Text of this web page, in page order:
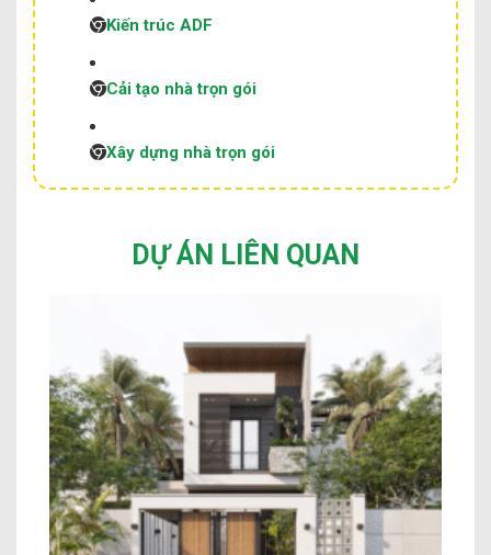
Kiến trúc ADF
Cải tạo nhà trọn gói
Xây dựng nhà trọn gói
DỰ ÁN LIÊN QUAN
Nhà 2 Tầng Hiện Đại